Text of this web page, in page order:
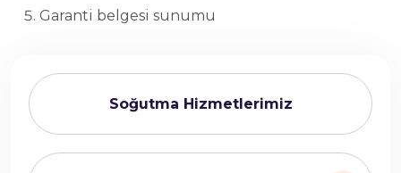
Soğutma Hizmetlerimiz
Garanti belgesi sunumu